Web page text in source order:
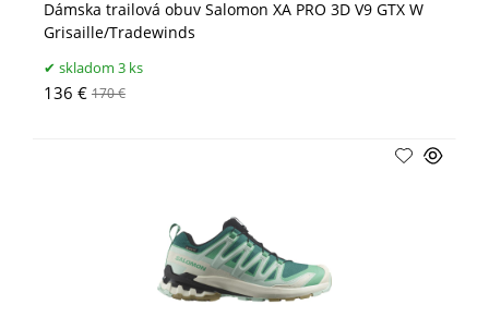
Dámska trailová obuv Salomon XA PRO 3D V9 GTX W
Grisaille/Tradewinds
skladom 3 ks
136 € 170 €